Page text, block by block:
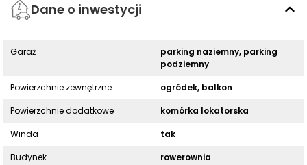
Dane o inwestycji
Garaż
parking naziemny, parking
podziemny
Powierzchnie zewnętrzne
ogródek, balkon
Powierzchnie dodatkowe
komórka lokatorska
Winda
tak
Budynek
rowerownia